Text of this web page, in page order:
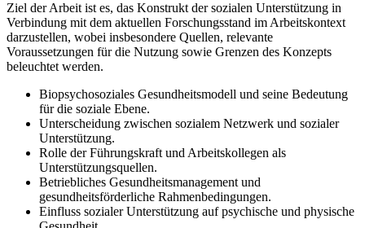
Ziel der Arbeit ist es, das Konstrukt der sozialen Unterstützung in
Verbindung mit dem aktuellen Forschungsstand im Arbeitskontext
darzustellen, wobei insbesondere Quellen, relevante
Voraussetzungen für die Nutzung sowie Grenzen des Konzepts
beleuchtet werden.
Biopsychosoziales Gesundheitsmodell und seine Bedeutung
für die soziale Ebene.
Unterscheidung zwischen sozialem Netzwerk und sozialer
Unterstützung.
Rolle der Führungskraft und Arbeitskollegen als
Unterstützungsquellen.
Betriebliches Gesundheitsmanagement und
gesundheitsförderliche Rahmenbedingungen.
Einfluss sozialer Unterstützung auf psychische und physische